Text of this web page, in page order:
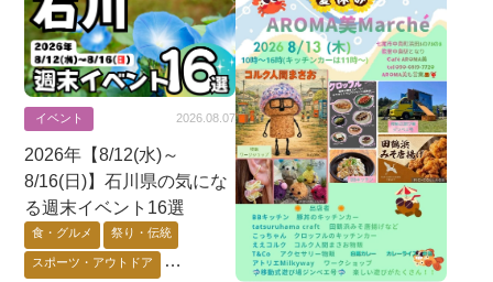
イベント 2026.08.07
2026年【8/12(水)～
8/16(日)】石川県の気にな
る週末イベント16選
食・グルメ 祭り・伝統
スポーツ・アウトドア